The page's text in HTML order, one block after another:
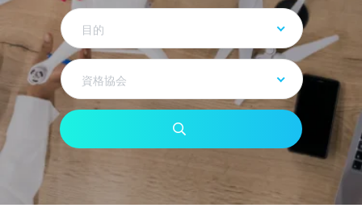
目的
資格協会